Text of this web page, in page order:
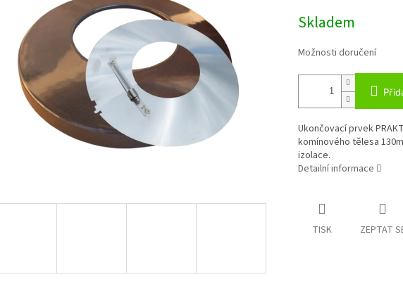
cena:
Skladem
Možnosti doručení
Ukončovací prvek
komínového tělesa
izolace.
Detailní informace
TISK ZEPTAT